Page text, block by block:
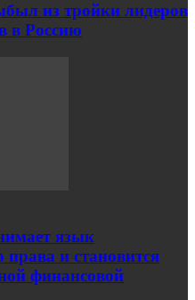
из тройки лидеров
в Россию
язык
и становится
финансовой